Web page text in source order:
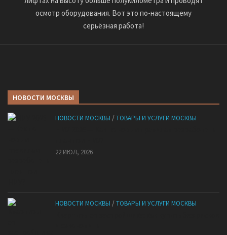
осмотр оборудования. Вот это по-настоящему
серьёзная работа!
НОВОСТИ МОСКВЫ
НОВОСТИ МОСКВЫ /ТОВАРЫ И УСЛУГИ МОСКВЫ
22 ИЮЛ, 2026
НОВОСТИ МОСКВЫ /ТОВАРЫ И УСЛУГИ МОСКВЫ